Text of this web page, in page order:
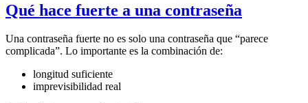
Qué hace fuerte a una contraseña
Una contraseña fuerte no es solo una contraseña que “parece
complicada”. Lo importante es la combinación de:
longitud suficiente
imprevisibilidad real